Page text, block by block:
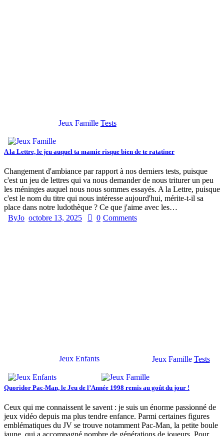
Jeux Famille Tests
A la Lettre, le jeu auquel ta mamie risque bien de te ratatiner
Changement d'ambiance par rapport à nos derniers tests, puisque
c'est un jeu de lettres qui va nous demander de nous triturer un peu
les méninges auquel nous nous sommes essayés. A la Lettre, puisque
c'est le nom du titre qui nous intéresse aujourd'hui, mérite-t-il sa
place dans notre ludothèque ? Ce que j'aime avec les…
ByJo octobre 13, 2025 0 Comments
Jeux Enfants Jeux Famille Tests
Quoridor Pac-Man, le Jeu de l’Année 1998 remis au goût du jour !
Ceux qui me connaissent le savent : je suis un énorme passionné de
jeux vidéo depuis ma plus tendre enfance. Parmi certaines figures
emblématiques du JV se trouve notamment Pac-Man, la petite boule